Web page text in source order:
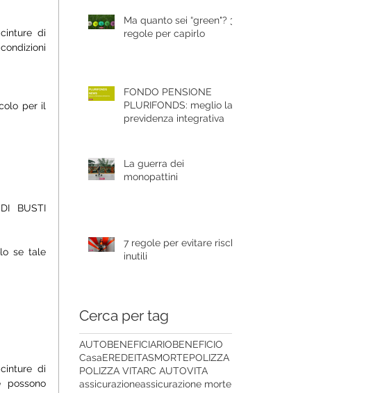
di
per il
BUSTI
se tale
di
Ma quanto sei “green"? 3
regole per capirlo
FONDO PENSIONE
PLURIFONDS: meglio la
previdenza integrativa
La guerra dei
monopattini
7 regole per evitare rischi
inutili
Cerca per tag
AUTOBENEFICIARIOBENEFICIO
CasaEREDEITASMORTEPOLIZZA
POLIZZA VITARC AUTOVITA
assicurazioneassicurazione morte